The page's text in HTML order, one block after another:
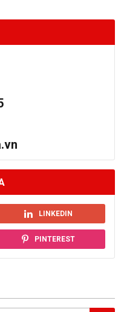
LINKEDIN
PINTEREST